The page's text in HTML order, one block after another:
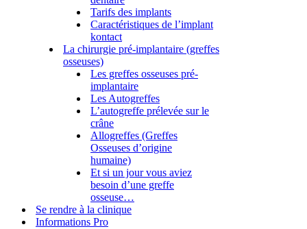
Tarifs des implants
Caractéristiques de l’implant
kontact
La chirurgie pré-implantaire (greffes
osseuses)
Les greffes osseuses pré-
implantaire
Les Autogreffes
L’autogreffe prélevée sur le
crâne
Allogreffes (Greffes
Osseuses d’origine
humaine)
Et si un jour vous aviez
besoin d’une greffe
osseuse…
Se rendre à la clinique
Informations Pro